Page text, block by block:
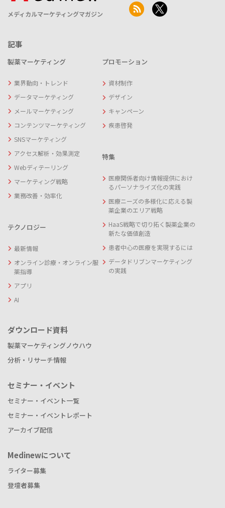
メディカルマーケティングマガジン
記事
製薬マーケティング
業界動向・トレンド
データマーケティング
メールマーケティング
コンテンツマーケティング
SNSマーケティング
アクセス解析・効果測定
Webディテーリング
マーケティング戦略
業務改善・効率化
テクノロジー
最新情報
オンライン診療・オンライン服
薬指導
アプリ
AI
プロモーション
資材制作
デザイン
キャンペーン
疾患啓発
特集
医療関係者向け情報提供におけ
るパーソナライズ化の実践
医療ニーズの多様化に応える製
薬企業のエリア戦略
HaaS戦略で切り拓く製薬企業の
新たな価値創造
患者中心の医療を実現するには
データドリブンマーケティング
の実践
ダウンロード資料
製薬マーケティングノウハウ
分析・リサーチ情報
セミナー・イベント
セミナー・イベント一覧
セミナー・イベントレポート
アーカイブ配信
Medinewについて
ライター募集
登壇者募集